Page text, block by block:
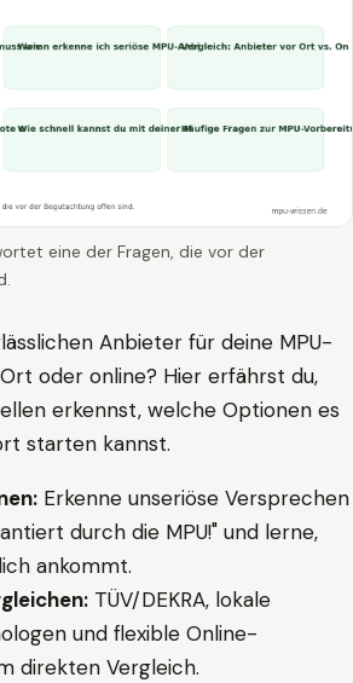
eine der Fragen, die vor der
Anbieter für deine MPU-
oder online? Hier erfährst du,
erkennst, welche Optionen es
starten kannst.
Erkenne unseriöse Versprechen
durch die MPU!" und lerne,
ankommt.
TÜV/DEKRA, lokale
und flexible Online-
direkten Vergleich.